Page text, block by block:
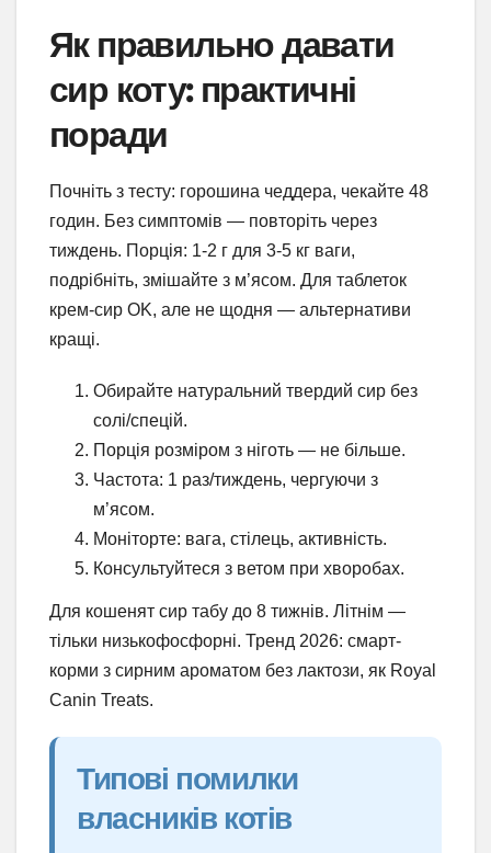
Як правильно давати
сир коту: практичні
поради
Почніть з тесту: горошина чеддера, чекайте 48
годин. Без симптомів — повторіть через
тиждень. Порція: 1-2 г для 3-5 кг ваги,
подрібніть, змішайте з м’ясом. Для таблеток
крем-сир OK, але не щодня — альтернативи
кращі.
Обирайте натуральний твердий сир без
солі/спецій.
Порція розміром з ніготь — не більше.
Частота: 1 раз/тиждень, чергуючи з
м’ясом.
Моніторте: вага, стілець, активність.
Консультуйтеся з ветом при хворобах.
Для кошенят сир табу до 8 тижнів. Літнім —
тільки низькофосфорні. Тренд 2026: смарт-
корми з сирним ароматом без лактози, як Royal
Canin Treats.
Типові помилки
власників котів